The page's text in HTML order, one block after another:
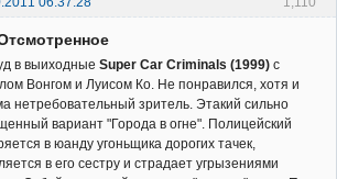
в выиходные Super Car Criminals (1999) с
Вонгом и Луисом Ко. Не понравился, хотя и
нетребовательный зритель. Этакий сильно
вариант "Города в огне". Полицейский
в юанду угоньщика дорогих тачек,
в его сестру и страдает угрызениями